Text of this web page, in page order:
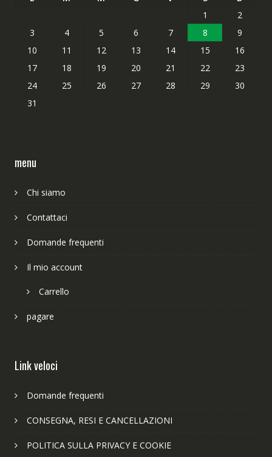
1
2
3
4 5 6 7 8
9
10
11 12 13 14 15
16
17
18 19 20 21 22
23
24
25 26 27 28 29
30
31
menu
Chi siamo
Contattaci
Domande frequenti
Il mio account
Carrello
pagare
Link veloci
Domande frequenti
CONSEGNA, RESI E CANCELLAZIONI
POLITICA SULLA PRIVACY E COOKIE